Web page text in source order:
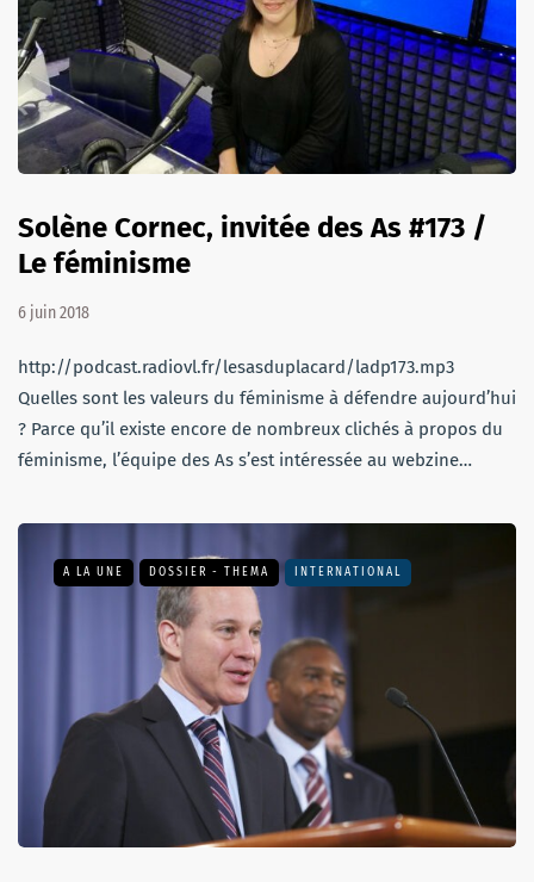
Solène Cornec, invitée des As #173 /
Le féminisme
6 juin 2018
http://podcast.radiovl.fr/lesasduplacard/ladp173.mp3
Quelles sont les valeurs du féminisme à défendre aujourd’hui
? Parce qu’il existe encore de nombreux clichés à propos du
féminisme, l’équipe des As s’est intéressée au webzine…
A LA UNE DOSSIER - THEMA INTERNATIONAL